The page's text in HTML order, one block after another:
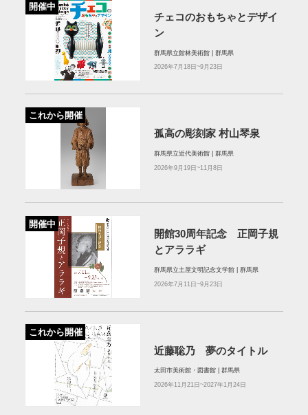
開催中
チェコのおもちゃとデザイ
ン
群馬県立館林美術館 | 群馬県
2026年7月18日~9月23日
これから開催
孤高の彫刻家 村山琴泉
群馬県立近代美術館 | 群馬県
2026年9月19日~11月8日
開催中
開館30周年記念 正岡子規
とアララギ
群馬県立土屋文明記念文学館 | 群馬県
2026年7月11日~9月23日
これから開催
近藤聡乃 夢のタイトル
太田市美術館・図書館 | 群馬県
2026年11月21日~2027年1月24日